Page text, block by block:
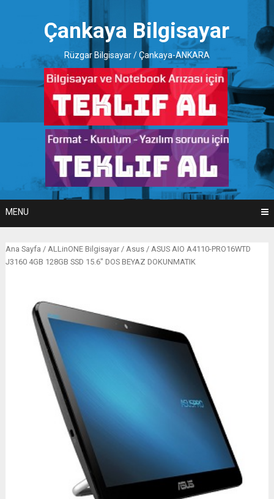
Çankaya Bilgisayar
Rüzgar Bilgisayar / Çankaya-ANKARA
MENU
Ana Sayfa / ALLinONE Bilgisayar/ Asus/ ASUS AIO A4110-PRO16WTD
J3160 4GB 128GB SSD 15.6″ DOS BEYAZ DOKUNMATIK